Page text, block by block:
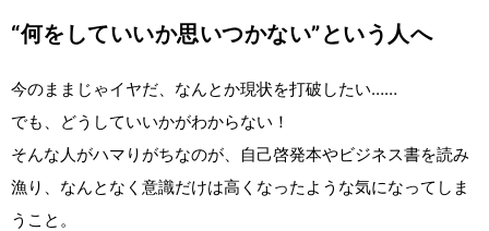
“何をしていいか思いつかない”という人へ
今のままじゃイヤだ、なんとか現状を打破したい……
でも、どうしていいかがわからない！
そんな人がハマりがちなのが、自己啓発本やビジネス書を読み
漁り、なんとなく意識だけは高くなったような気になってしま
うこと。